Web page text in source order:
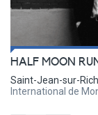
HALF MOON
Saint-Jean-sur-
International de